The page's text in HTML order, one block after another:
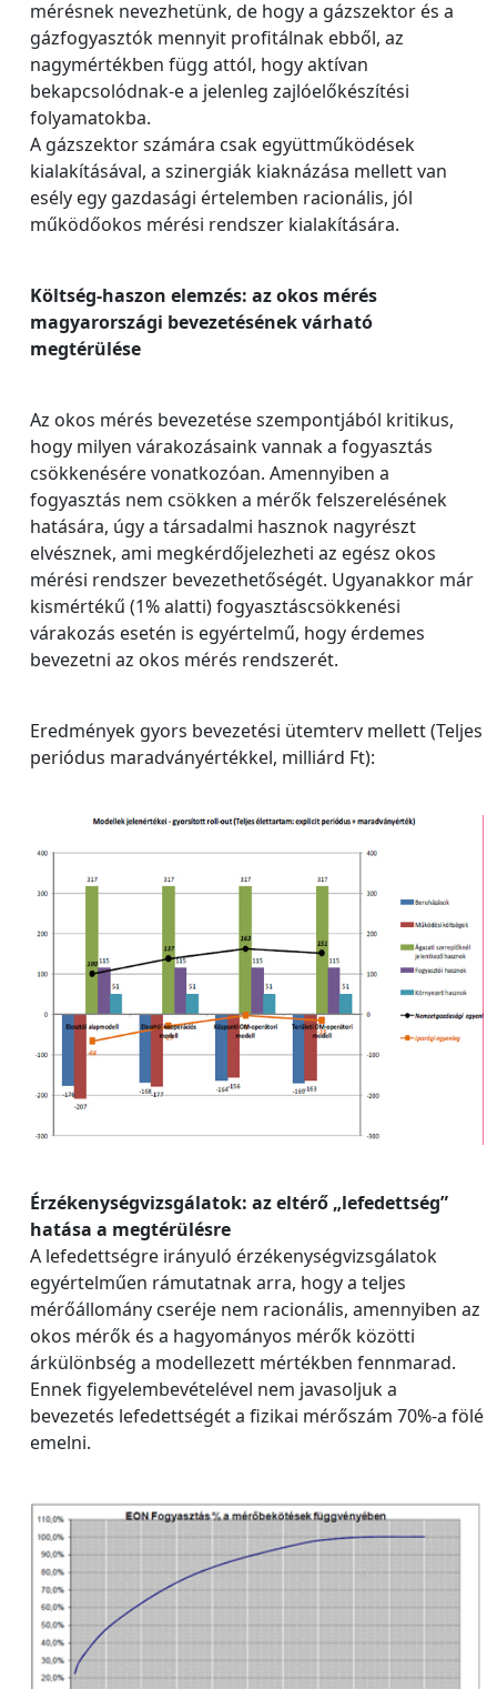
mérésnek nevezhetünk, de hogy a gázszektor és a
gázfogyasztók mennyit profitálnak ebből, az
nagymértékben függ attól, hogy aktívan
bekapcsolódnak‐e a jelenleg zajlóelőkészítési
folyamatokba.
A gázszektor számára csak együttműködések
kialakításával, a szinergiák kiaknázása mellett van
esély egy gazdasági értelemben racionális, jól
működőokos mérési rendszer kialakítására.
Költség-haszon elemzés: az okos mérés
magyarországi bevezetésének várható
megtérülése
Az okos mérés bevezetése szempontjából kritikus,
hogy milyen várakozásaink vannak a fogyasztás
csökkenésére vonatkozóan. Amennyiben a
fogyasztás nem csökken a mérők felszerelésének
hatására, úgy a társadalmi hasznok nagyrészt
elvésznek, ami megkérdőjelezheti az egész okos
mérési rendszer bevezethetőségét. Ugyanakkor már
kismértékű (1% alatti) fogyasztáscsökkenési
várakozás esetén is egyértelmű, hogy érdemes
bevezetni az okos mérés rendszerét.
Eredmények gyors bevezetési ütemterv mellett (Teljes
periódus maradványértékkel, milliárd Ft):
Érzékenységvizsgálatok: az eltérő „lefedettség”
hatása a megtérülésre
A lefedettségre irányuló érzékenységvizsgálatok
egyértelműen rámutatnak arra, hogy a teljes
mérőállomány cseréje nem racionális, amennyiben az
okos mérők és a hagyományos mérők közötti
árkülönbség a modellezett mértékben fennmarad.
Ennek figyelembevételével nem javasoljuk a
bevezetés lefedettségét a fizikai mérőszám 70%-a fölé
emelni.